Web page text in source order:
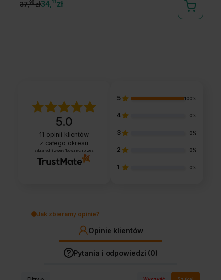
37,90zł34, 11 zł
5.0
11 opinii klientów
z całego okresu
zebranych i zweryfikowanych przez
5 100%
4 0%
3 0%
2 0%
1 0%
Jak zbieramy opinie?
Opinie klientów
Pytania i odpowiedzi (0)
Filtry Wyczyść Szukaj